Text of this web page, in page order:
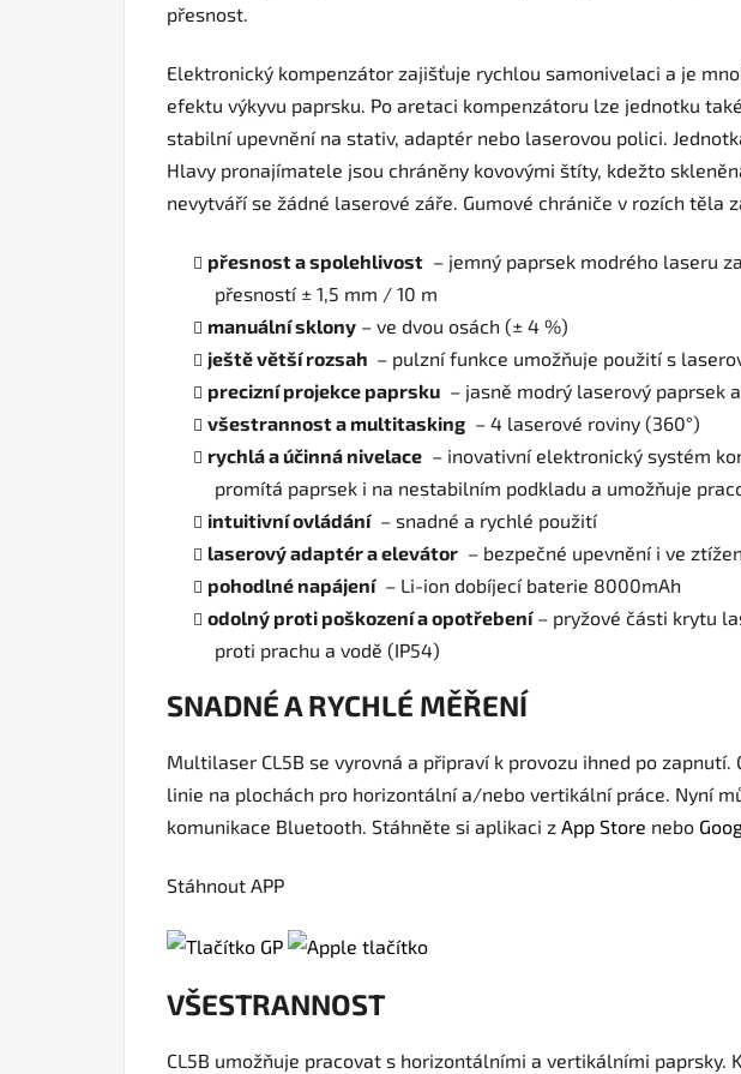
přesnost.
Elektronický kompenzátor zajišťuje rychlou samonivelaci a je
efektu výkyvu paprsku. Po aretaci kompenzátoru lze jednotku
stabilní upevnění na stativ, adaptér nebo laserovou polici.
Hlavy pronajímatele jsou chráněny kovovými štíty, kdežto
nevytváří se žádné laserové záře. Gumové chrániče v rozích
přesnost a spolehlivost – jemný paprsek modrého laseru
přesností ± 1,5 mm / 10 m
manuální sklony – ve dvou osách (± 4 %)
ještě větší rozsah – pulzní funkce umožňuje použití s
precizní projekce paprsku – jasně modrý laserový paprsek
všestrannost a multitasking – 4 laserové roviny (360°)
rychlá a účinná nivelace – inovativní elektronický systém
promítá paprsek i na nestabilním podkladu a umožňuje
intuitivní ovládání – snadné a rychlé použití
laserový adaptér a elevátor – bezpečné upevnění i ve
pohodlné napájení – Li-ion dobíjecí baterie 8000mAh
odolný proti poškození a opotřebení – pryžové části krytu
proti prachu a vodě (IP54)
SNADNÉ A RYCHLÉ MĚŘENÍ
Multilaser CL5B se vyrovná a připraví k provozu ihned po
linie na plochách pro horizontální a/nebo vertikální práce. Nyní
komunikace Bluetooth. Stáhněte si aplikaci z App Store nebo
Stáhnout APP
VŠESTRANNOST
CL5B umožňuje pracovat s horizontálními a vertikálními